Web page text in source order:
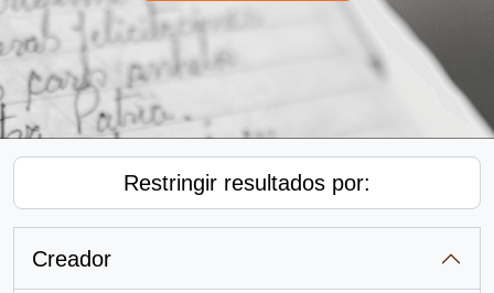
Restringir resultados por:
Creador